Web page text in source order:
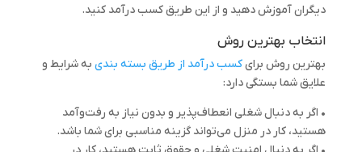
دیگران آموزش دهید و از این طریق کسب درآمد کنید.
انتخاب بهترین روش
بهترین روش برایکسب درآمد از طریق بسته بندیبه شرایط و
علایق شما بستگی دارد:
• اگر به دنبال شغلی انعطاف‌پذیر و بدون نیاز به رفت‌وآمد
هستید، کار در منزل می‌تواند گزینه مناسبی برای شما باشد.